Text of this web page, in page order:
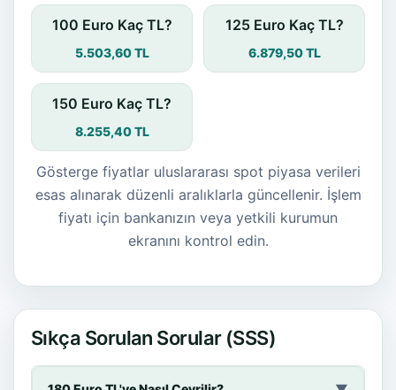
100 Euro Kaç TL?
5.503,60 TL
125 Euro Kaç TL?
6.879,50 TL
150 Euro Kaç TL?
8.255,40 TL
Gösterge fiyatlar uluslararası spot piyasa verileri
esas alınarak düzenli aralıklarla güncellenir. İşlem
fiyatı için bankanızın veya yetkili kurumun
ekranını kontrol edin.
Sıkça Sorulan Sorular (SSS)